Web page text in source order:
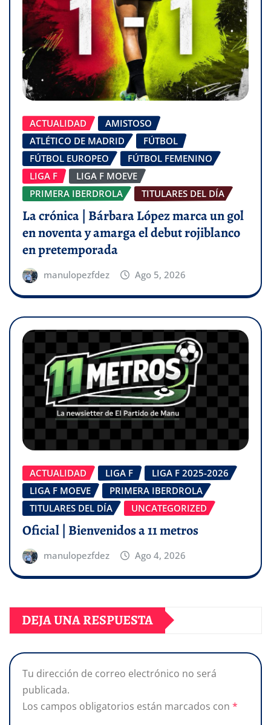
ACTUALIDAD
AMISTOSO
ATLÉTICO DE MADRID
FÚTBOL
FÚTBOL EUROPEO
FÚTBOL FEMENINO
LIGA F
LIGA F MOEVE
PRIMERA IBERDROLA
TITULARES DEL DÍA
La crónica | Bárbara López marca un gol
en noventa y amarga el debut rojiblanco
en pretemporada
manulopezfdez Ago 5, 2026
ACTUALIDAD LIGA F
LIGA F 2025-2026
LIGA F MOEVE
PRIMERA IBERDROLA
TITULARES DEL DÍA
UNCATEGORIZED
Oficial | Bienvenidos a 11 metros
manulopezfdez Ago 4, 2026
DEJA UNA RESPUESTA
Tu dirección de correo electrónico no será
publicada.
Los campos obligatorios están marcados con *